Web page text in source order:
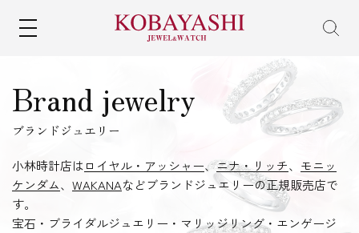
Brand jewelry
ブランドジュエリー
小林時計店はロイヤル・アッシャー、ニナ・リッチ、 モニッ
ケンダム、 WAKANAなどブランドジュエリーの正規販売店で
す。
宝石・ブライダルジュエリー・マリッジリング・エンゲージ